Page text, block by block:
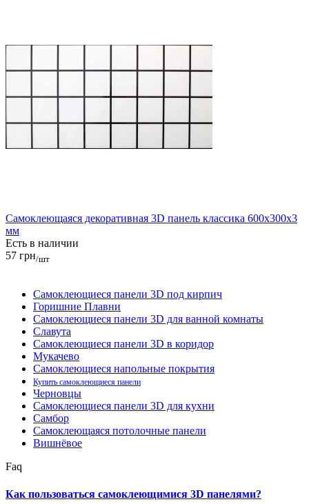
Самоклеющаяся декоративная 3D панель классика 600x300x3
мм
Есть в наличии
57 грн/шт
Самоклеющиеся панели 3D под кирпич
Горишние Плавни
Самоклеющиеся панели 3D для ванной комнаты
Славута
Самоклеющиеся панели 3D в коридор
Мукачево
Самоклеющиеся напольные покрытия
Купить самоклеющиеся панели
Черновцы
Самоклеющиеся панели 3D для кухни
Самбор
Самоклеющаяся потолочные панели
Вишнёвое
Faq
Как пользоваться самоклеющимися 3D панелями?